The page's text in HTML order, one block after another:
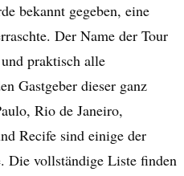
bekannt gegeben, eine
Der Name der Tour
praktisch alle
Gastgeber dieser ganz
Rio de Janeiro,
Recife sind einige der
Die vollständige Liste finden